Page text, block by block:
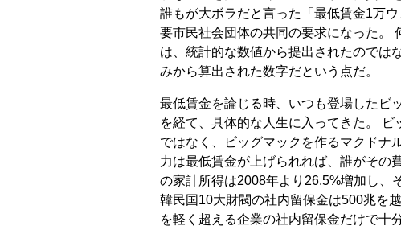
誰もが大ボラだと言った「最低賃金1万
要市民社会団体の共同の要求になった。
は、統計的な数値から提出されたのでは
みから算出された数字だという点だ。
最低賃金を論じる時、いつも登場したビ
を経て、具体的な人生に入ってきた。
ではなく、ビッグマックを作るマクドナ
力は最低賃金が上げられれば、誰がその
の家計所得は2008年より26.5%増加し、
韓民国10大財閥の社内留保金は500兆を
を軽く超える企業の社内留保金だけで十